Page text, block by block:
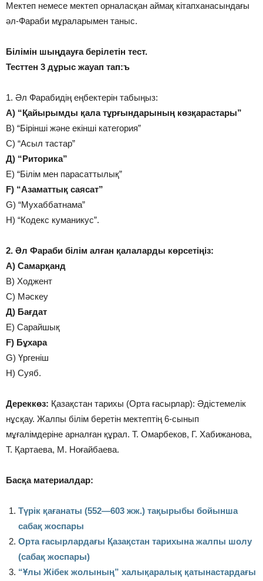
Мектеп немесе мектеп орналасқан аймақ кітапханасындағы
әл-Фараби мұраларымен таныс.
Білімін шыңдауға берілетін тест.
Тесттен 3 дұрыс жауап тап:ъ
1. Әл Фарабидің еңбектерін табыңыз:
А) “Қайырымды қала тұрғындарының көзқарастары”
В) “Бірінші және екінші категория”
С) “Асыл тастар”
Д) “Риторика”
Е) “Білім мен парасаттылық”
F) “Азаматтық саясат”
G) “Мухаббатнама”
H) “Кодекс куманикус”.
2. Әл Фараби білім алған қалаларды көрсетіңіз:
А) Самарқанд
В) Ходжент
С) Мәскеу
Д) Бағдат
Е) Сарайшық
F) Бұхара
G) Үргеніш
H) Суяб.
Дереккөз: Қазақстан тарихы (Орта ғасырлар): Әдістемелік
нұсқау. Жалпы білім беретін мектептің 6-сынып
мұғалімдеріне арналған құрал. Т. Омарбеков, Г. Хабижанова,
Т. Қартаева, М. Ноғайбаева.
Басқа материалдар:
Түрiк қағанаты (552—603 жж.) тақырыбы бойынша
сабақ жоспары
Орта ғасырлардағы Қазақстан тарихына жалпы шолу
(сабақ жоспары)
“Ұлы Жібек жолының” халықаралық қатынастардағы